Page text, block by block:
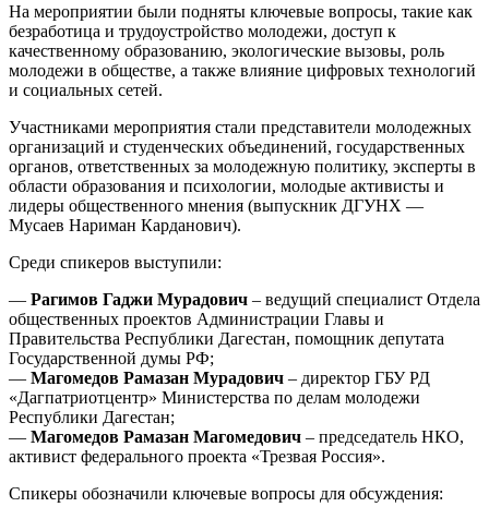
На мероприятии были подняты ключевые вопросы, такие как
безработица и трудоустройство молодежи, доступ к
качественному образованию, экологические вызовы, роль
молодежи в обществе, а также влияние цифровых технологий
и социальных сетей.
Участниками мероприятия стали представители молодежных
организаций и студенческих объединений, государственных
органов, ответственных за молодежную политику, эксперты в
области образования и психологии, молодые активисты и
лидеры общественного мнения (выпускник ДГУНХ —
Мусаев Нариман Карданович).
Среди спикеров выступили:
— Рагимов Гаджи Мурадович – ведущий специалист Отдела
общественных проектов Администрации Главы и
Правительства Республики Дагестан, помощник депутата
Государственной думы РФ;
— Магомедов Рамазан Мурадович – директор ГБУ РД
«Дагпатриотцентр» Министерства по делам молодежи
Республики Дагестан;
— Магомедов Рамазан Магомедович – председатель НКО,
активист федерального проекта «Трезвая Россия».
Спикеры обозначили ключевые вопросы для обсуждения: